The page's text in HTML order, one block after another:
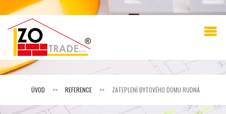
ÚVOD >> REFERENCE >> ZATEPLENÍ BYTOVÉHO DOMU RUDNÁ